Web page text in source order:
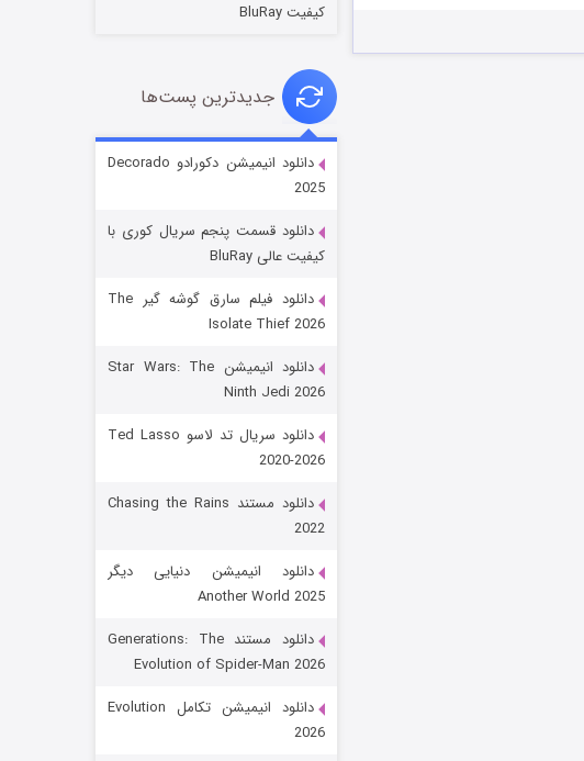
قسمت ۶ (زیرنویس)
رویایی برای تو
قسمت
کیفیت BluRay
جدیدترین پست‌ها
دانلود انیمیشن دکورادو Decorado
2025
دانلود قسمت پنجم سریال کوری با
کیفیت عالی BluRay
دانلود فیلم سارق گوشه گیر The
Isolate Thief 2026
دانلود انیمیشن Star Wars: The
Ninth Jedi 2026
دانلود سریال تد لاسو Ted Lasso
2020-2026
دانلود مستند Chasing the Rains
2022
دانلود انیمیشن دنیایی دیگر
Another World 2025
دانلود مستند Generations: The
Evolution of Spider-Man 2026
دانلود انیمیشن تکامل Evolution
2026